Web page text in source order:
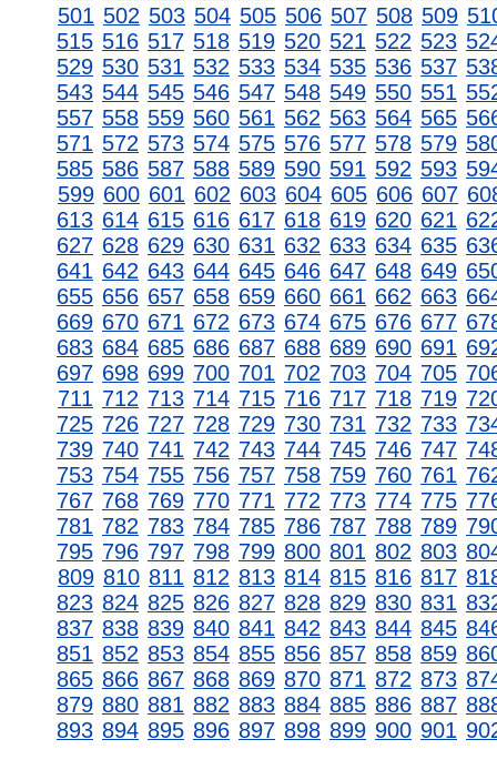
501 502 503 504 505 506 507 508 509
515 516 517 518 519 520 521 522 523
529 530 531 532 533 534 535 536 537
543 544 545 546 547 548 549 550 551
557 558 559 560 561 562 563 564 565
571 572 573 574 575 576 577 578 579
585 586 587 588 589 590 591 592 593
599 600 601 602 603 604 605 606 607
613 614 615 616 617 618 619 620 621
627 628 629 630 631 632 633 634 635
641 642 643 644 645 646 647 648 649
655 656 657 658 659 660 661 662 663
669 670 671 672 673 674 675 676 677
683 684 685 686 687 688 689 690 691
697 698 699 700 701 702 703 704 705
711 712 713 714 715 716 717 718 719
725 726 727 728 729 730 731 732 733
739 740 741 742 743 744 745 746 747
753 754 755 756 757 758 759 760 761
767 768 769 770 771 772 773 774 775
781 782 783 784 785 786 787 788 789
795 796 797 798 799 800 801 802 803
809 810 811 812 813 814 815 816 817
823 824 825 826 827 828 829 830 831
837 838 839 840 841 842 843 844 845
851 852 853 854 855 856 857 858 859
865 866 867 868 869 870 871 872 873
879 880 881 882 883 884 885 886 887
893 894 895 896 897 898 899 900 901